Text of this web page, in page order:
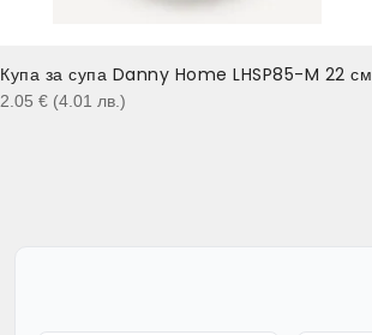
Купа за супа Danny Home LHSP85-M 22 см
2.05 € (4.01 лв. )